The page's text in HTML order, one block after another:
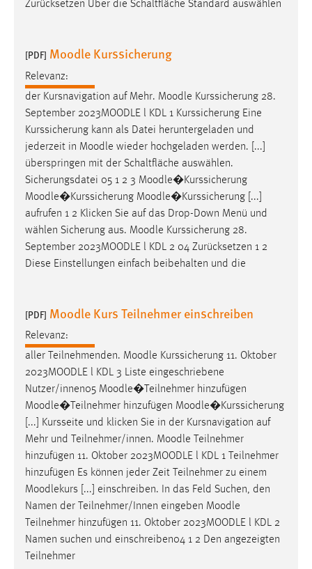
Zurücksetzen Über die Schaltfläche Standard auswählen
[PDF] Moodle Kurssicherung
Relevanz:
der Kursnavigation auf Mehr. Moodle Kurssicherung 28.
September 2023MOODLE l KDL 1 Kurssicherung Eine
Kurssicherung kann als Datei heruntergeladen und
jederzeit in Moodle wieder hochgeladen werden. [...]
überspringen mit der Schaltfläche auswählen.
Sicherungsdatei 05 1 2 3 Moodle�Kurssicherung
Moodle�Kurssicherung Moodle�Kurssicherung [...]
aufrufen 1 2 Klicken Sie auf das Drop-Down Menü und
wählen Sicherung aus. Moodle Kurssicherung 28.
September 2023MOODLE l KDL 2 04 Zurücksetzen 1 2
Diese Einstellungen einfach beibehalten und die
[PDF] Moodle Kurs Teilnehmer einschreiben
Relevanz:
aller Teilnehmenden. Moodle Kurssicherung 11. Oktober
2023MOODLE l KDL 3 Liste eingeschriebene
Nutzer/innen05 Moodle�Teilnehmer hinzufügen
Moodle�Teilnehmer hinzufügen Moodle�Kurssicherung
[...] Kursseite und klicken Sie in der Kursnavigation auf
Mehr und Teilnehmer/innen. Moodle Teilnehmer
hinzufügen 11. Oktober 2023MOODLE l KDL 1 Teilnehmer
hinzufügen Es können jeder Zeit Teilnehmer zu einem
Moodlekurs [...] einschreiben. In das Feld Suchen, den
Namen der Teilnehmer/Innen eingeben Moodle
Teilnehmer hinzufügen 11. Oktober 2023MOODLE l KDL 2
Namen suchen und einschreiben04 1 2 Den angezeigten
Teilnehmer